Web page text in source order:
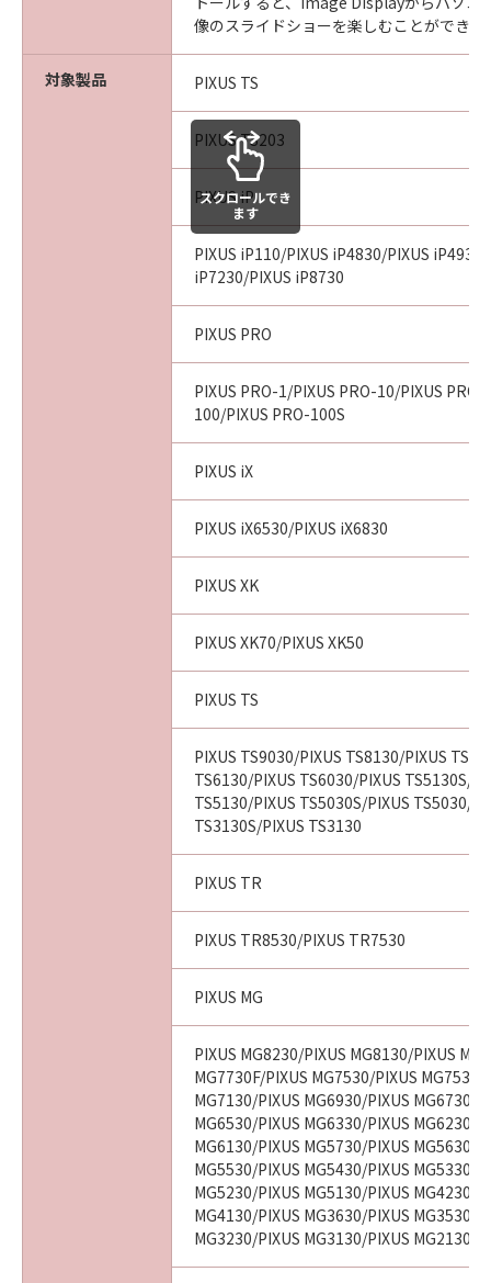
像のスライドショーを楽しむことができま
対象製品 PIXUS TS
PIXUS TS203
PIXUS iP
PIXUS iP110/PIXUS iP4830/PIXUS iP4930/
iP7230/PIXUS iP8730
PIXUS PRO
PIXUS PRO-1/PIXUS PRO-10/PIXUS PRO-
100/PIXUS PRO-100S
PIXUS iX
PIXUS iX6530/PIXUS iX6830
PIXUS XK
PIXUS XK70/PIXUS XK50
PIXUS TS
PIXUS TS9030/PIXUS TS8130/PIXUS
TS6130/PIXUS TS6030/PIXUS TS5130S/
TS5130/PIXUS TS5030S/PIXUS TS5030/
TS3130S/PIXUS TS3130
PIXUS TR
PIXUS TR8530/PIXUS TR7530
PIXUS MG
PIXUS MG8230/PIXUS MG8130/PIXUS
MG7730F/PIXUS MG7530/PIXUS
MG7130/PIXUS MG6930/PIXUS MG6730/
MG6530/PIXUS MG6330/PIXUS MG6230/
MG6130/PIXUS MG5730/PIXUS MG5630/
MG5530/PIXUS MG5430/PIXUS MG5330/
MG5230/PIXUS MG5130/PIXUS MG4230/
MG4130/PIXUS MG3630/PIXUS MG3530/
MG3230/PIXUS MG3130/PIXUS MG2130
スクロールでき
ます